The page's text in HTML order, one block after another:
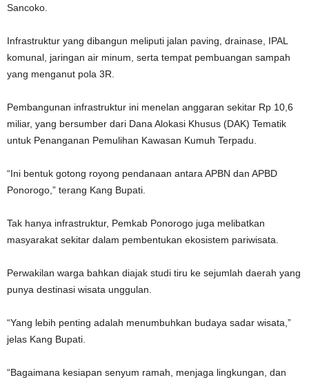
Sancoko.
Infrastruktur yang dibangun meliputi jalan paving, drainase, IPAL
komunal, jaringan air minum, serta tempat pembuangan sampah
yang menganut pola 3R.
Pembangunan infrastruktur ini menelan anggaran sekitar Rp 10,6
miliar, yang bersumber dari Dana Alokasi Khusus (DAK) Tematik
untuk Penanganan Pemulihan Kawasan Kumuh Terpadu.
“Ini bentuk gotong royong pendanaan antara APBN dan APBD
Ponorogo,” terang Kang Bupati.
Tak hanya infrastruktur, Pemkab Ponorogo juga melibatkan
masyarakat sekitar dalam pembentukan ekosistem pariwisata.
Perwakilan warga bahkan diajak studi tiru ke sejumlah daerah yang
punya destinasi wisata unggulan.
“Yang lebih penting adalah menumbuhkan budaya sadar wisata,”
jelas Kang Bupati.
“Bagaimana kesiapan senyum ramah, menjaga lingkungan, dan